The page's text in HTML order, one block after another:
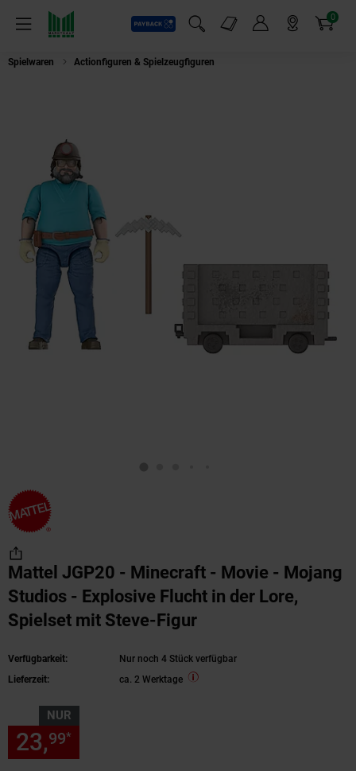
Menü
Payback
Suchfeld einblenden
Markt-Angebote 0
Artikel
Spielwaren Actionfiguren & Spielzeugfiguren
Mattel JGP20 - Minecraft - Movie - Mojang
Studios - Explosive Flucht in der Lore,
Spielset mit Steve-Figur
Verfügbarkeit:
Nur noch 4 Stück verfügbar
Lieferzeit:
ca. 2 Werktage
NUR
23,99*